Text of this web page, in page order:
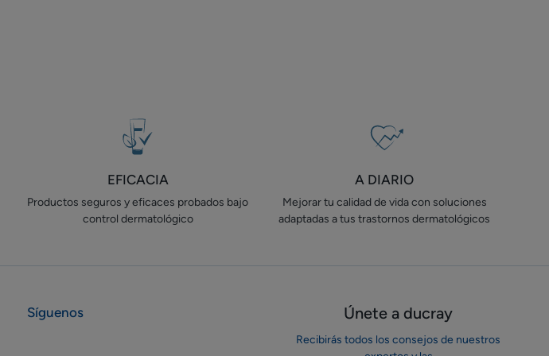
EFICACIA
Productos seguros y eficaces probados bajo
control dermatológico
A DIARIO
Mejorar tu calidad de vida con soluciones
adaptadas a tus trastornos dermatológicos
Únete a ducray
Recibirás todos los consejos de nuestros
Síguenos